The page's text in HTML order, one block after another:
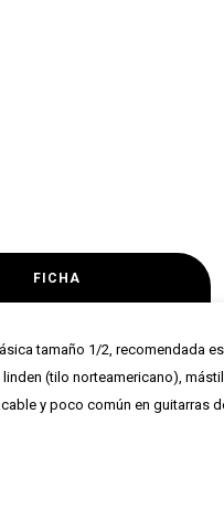
FICHA
tamaño 1/2, recomendada
(tilo norteamericano),
y poco común en guitarras